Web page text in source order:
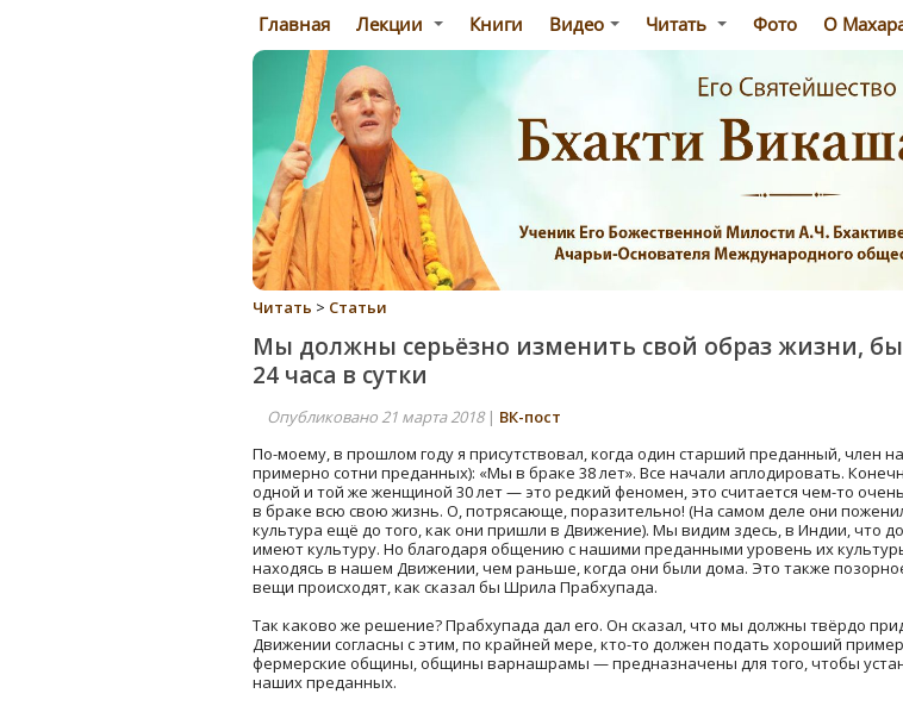
Главная Лекции Книги Видео Читать Фото О
Читать > Статьи
Мы должны серьёзно изменить свой образ жизни,
24 часа в сутки
Опубликовано 21 марта 2018| ВК-пост
По-моему, в прошлом году я присутствовал, когда один старший преданный, член
примерно сотни преданных): «Мы в браке 38 лет». Все начали аплодировать.
одной и той же женщиной 30 лет — это редкий феномен, это считается чем-то
в браке всю свою жизнь. О, потрясающе, поразительно! (На самом деле они
культура ещё до того, как они пришли в Движение). Мы видим здесь, в Индии, что
имеют культуру. Но благодаря общению с нашими преданными уровень их
находясь в нашем Движении, чем раньше, когда они были дома. Это также
вещи происходят, как сказал бы Шрила Прабхупада.
Так каково же решение? Прабхупада дал его. Он сказал, что мы должны твёрдо
Движении согласны с этим, по крайней мере, кто-то должен подать хороший
фермерские общины, общины варнашрамы — предназначены для того, чтобы
наших преданных.